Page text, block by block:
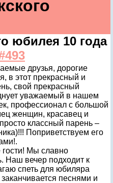
юбилея 10 года
друзья, дорогие
в этот прекрасный и
свой прекрасный
уважаемый в нашем
профессионал с большой
женщин, красавец и
классный парень –
Поприветствуем его
гости! Мы славно
Наш вечер подходит к
спеть для юбиляра
песнями и